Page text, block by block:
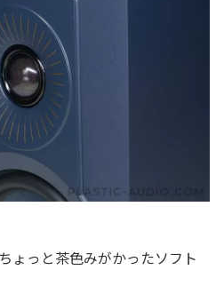
ょっと茶色みがかったソフト